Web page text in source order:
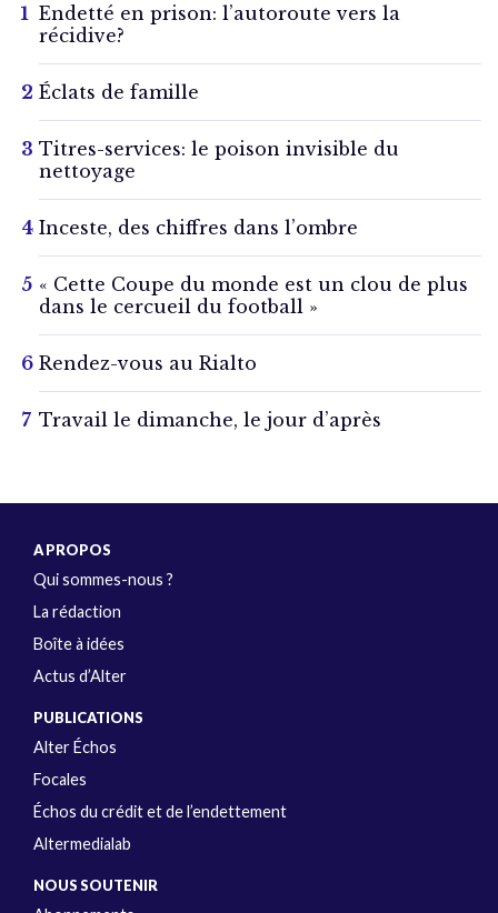
Endetté en prison: l’autoroute vers la
récidive?
Éclats de famille
Titres-services: le poison invisible du
nettoyage
Inceste, des chiffres dans l’ombre
« Cette Coupe du monde est un clou de plus
dans le cercueil du football »
Rendez-vous au Rialto
Travail le dimanche, le jour d’après
A PROPOS
Qui sommes-nous ?
La rédaction
Boîte à idées
Actus d’Alter
PUBLICATIONS
Alter Échos
Focales
Échos du crédit et de l’endettement
Altermedialab
NOUS SOUTENIR